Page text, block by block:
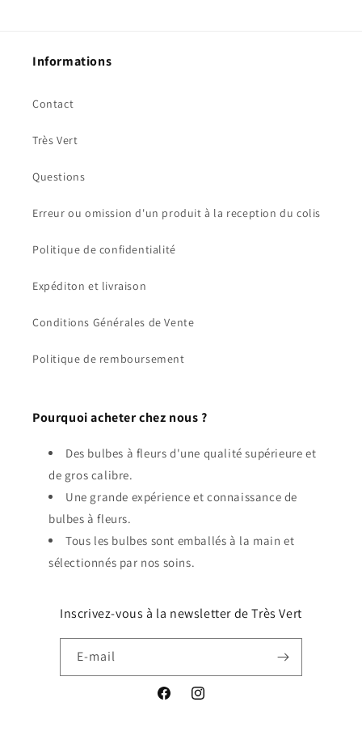
Informations
Contact
Très Vert
Questions
Erreur ou omission d'un produit à la reception du colis
Politique de confidentialité
Expéditon et livraison
Conditions Générales de Vente
Politique de remboursement
Pourquoi acheter chez nous ?
Des bulbes à fleurs d'une qualité supérieure et
de gros calibre.
Une grande expérience et connaissance de
bulbes à fleurs.
Tous les bulbes sont emballés à la main et
sélectionnés par nos soins.
Inscrivez-vous à la newsletter de Très Vert
E-mail
FacebookInstagram